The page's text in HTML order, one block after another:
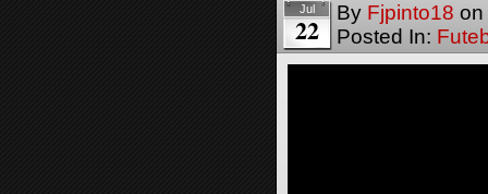
Jul
22 By Fjpinto18 on
Posted In: